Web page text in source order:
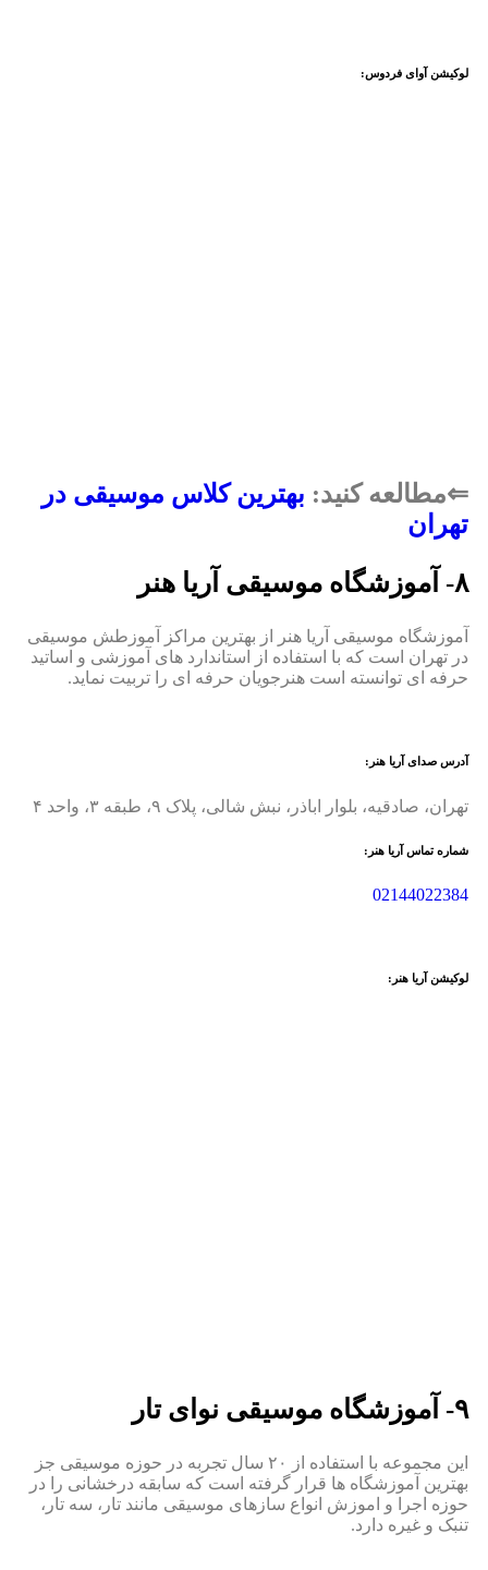
لوکیشن آوای فردوس:
⇐مطالعه کنید: بهترین کلاس موسیقی در
تهران
۸- آموزشگاه موسیقی آریا هنر
آموزشگاه موسیقی آریا هنر از بهترین مراکز آموزطش موسیقی
در تهران است که با استفاده از استاندارد های آموزشی و اساتید
حرفه ای توانسته است هنرجویان حرفه ای را تربیت نماید.
آدرس صدای آریا هنر:
تهران، صادقیه، بلوار اباذر، نبش شالی، پلاک ۹، طبقه ۳، واحد ۴
شماره تماس آریا هنر:
02144022384
لوکیشن آریا هنر:
۹- آموزشگاه موسیقی نوای تار
این مجموعه با استفاده از ۲۰ سال تجربه در حوزه موسیقی جز
بهترین آموزشگاه ها قرار گرفته است که سابقه درخشانی را در
حوزه اجرا و اموزش انواع سازهای موسیقی مانند تار، سه تار،
تنبک و غیره دارد.